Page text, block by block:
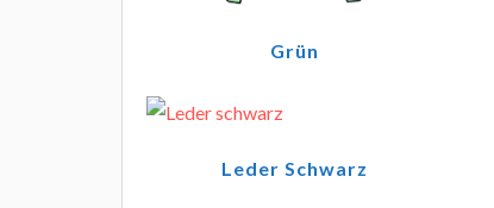
Grün
Leder Schwarz